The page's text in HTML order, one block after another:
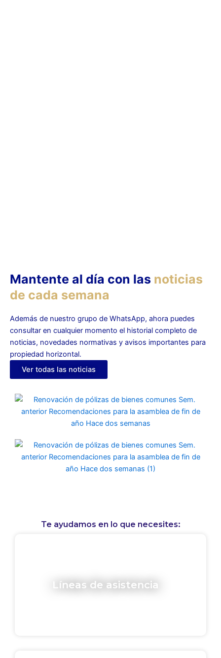
Mantente al día con las noticias
de cada semana
Además de nuestro grupo de WhatsApp, ahora puedes
consultar en cualquier momento el historial completo de
noticias, novedades normativas y avisos importantes para
propiedad horizontal.
Ver todas las noticias
Te ayudamos en lo que necesites:
Líneas de asistencia